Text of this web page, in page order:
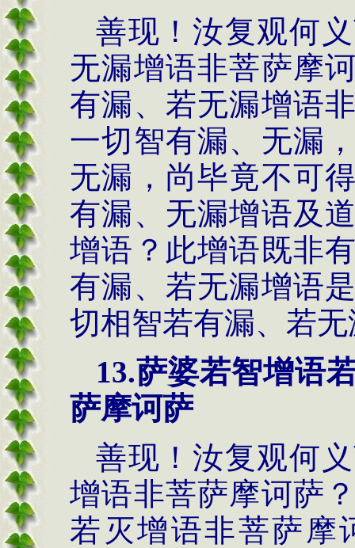
善现！汝复观何
无漏增语非菩萨摩
有漏、若无漏增语
一切智有漏、无漏
无漏，尚毕竟不可
有漏、无漏增语及
增语？此增语既非
有漏、若无漏增语
切相智若有漏、若
13.萨婆若智增语
萨摩诃萨
善现！汝复观何
增语非菩萨摩诃萨
若灭增语非菩萨摩